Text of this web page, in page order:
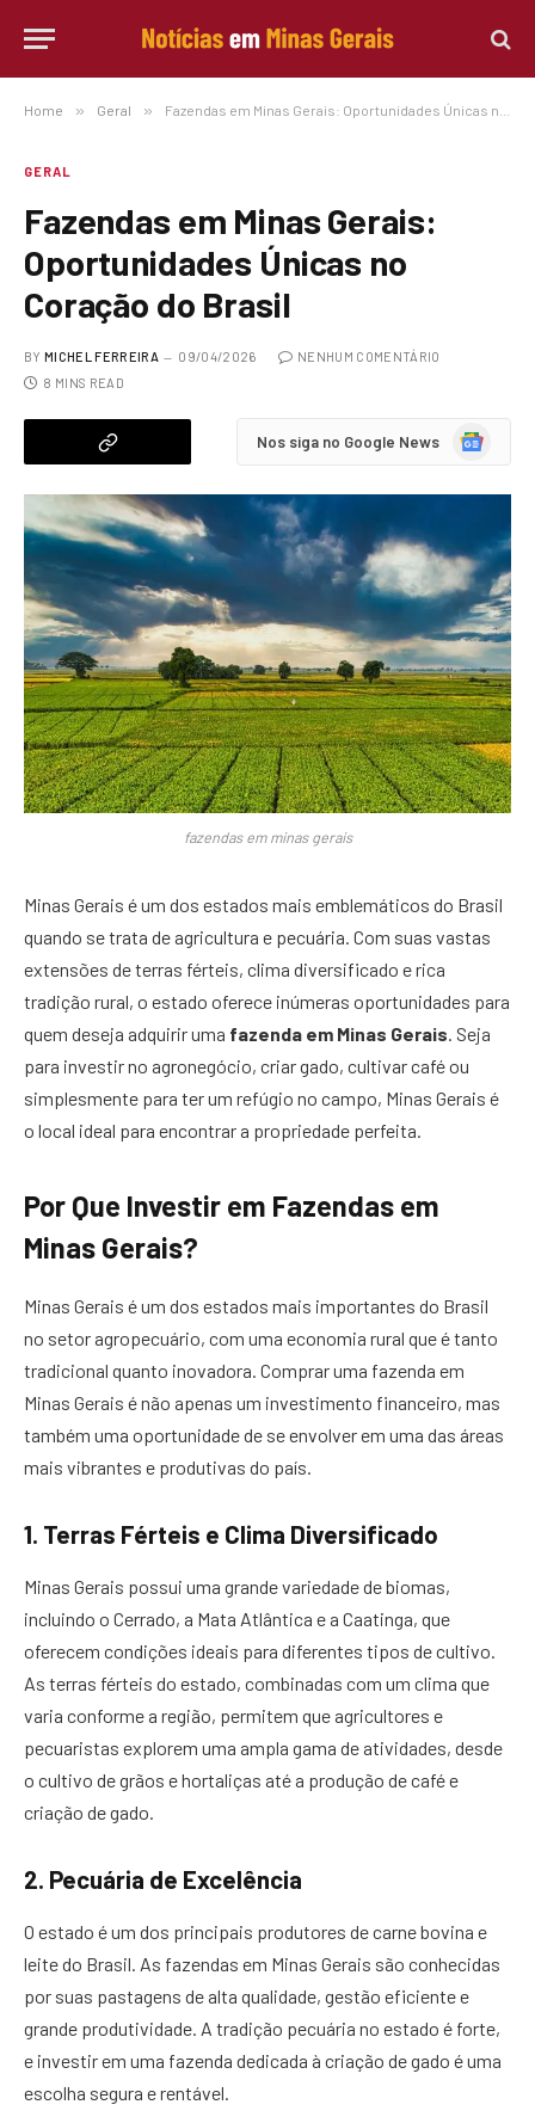
Home » Geral » Fazendas em Minas Gerais: Oportunidades Únicas no Coração do Brasil
GERAL
Fazendas em Minas Gerais:
Oportunidades Únicas no
Coração do Brasil
BY MICHEL FERREIRA 09/04/2026
NENHUM COMENTÁRIO
8 MINS READ
Nos siga no Google News
Google
fazendas em minas gerais
Minas Gerais é um dos estados mais emblemáticos do Brasil
quando se trata de agricultura e pecuária. Com suas vastas
extensões de terras férteis, clima diversificado e rica
tradição rural, o estado oferece inúmeras oportunidades para
quem deseja adquirir uma fazenda em Minas Gerais. Seja
para investir no agronegócio, criar gado, cultivar café ou
simplesmente para ter um refúgio no campo, Minas Gerais é
o local ideal para encontrar a propriedade perfeita.
Por Que Investir em Fazendas em
Minas Gerais?
Minas Gerais é um dos estados mais importantes do Brasil
no setor agropecuário, com uma economia rural que é tanto
tradicional quanto inovadora. Comprar uma fazenda em
Minas Gerais é não apenas um investimento financeiro, mas
também uma oportunidade de se envolver em uma das áreas
mais vibrantes e produtivas do país.
1. Terras Férteis e Clima Diversificado
Minas Gerais possui uma grande variedade de biomas,
incluindo o Cerrado, a Mata Atlântica e a Caatinga, que
oferecem condições ideais para diferentes tipos de cultivo.
As terras férteis do estado, combinadas com um clima que
varia conforme a região, permitem que agricultores e
pecuaristas explorem uma ampla gama de atividades, desde
o cultivo de grãos e hortaliças até a produção de café e
criação de gado.
2. Pecuária de Excelência
O estado é um dos principais produtores de carne bovina e
leite do Brasil. As fazendas em Minas Gerais são conhecidas
por suas pastagens de alta qualidade, gestão eficiente e
grande produtividade. A tradição pecuária no estado é forte,
e investir em uma fazenda dedicada à criação de gado é uma
escolha segura e rentável.